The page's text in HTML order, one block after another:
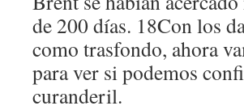
de 200 días. 18Con los
como trasfondo, ahora
para ver si podemos
curanderil.